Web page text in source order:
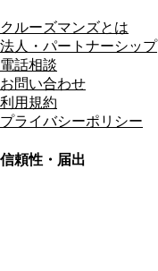
クルーズマンズとは
法人・パートナーシップ
電話相談
お問い合わせ
利用規約
プライバシーポリシー
信頼性・届出